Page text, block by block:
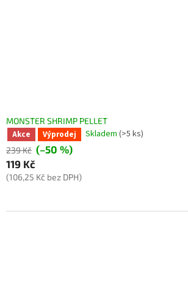
MONSTER SHRIMP PELLET
Akce Výprodej Skladem (>5 ks)
239 Kč (–50 %)
119 Kč
(106,25 Kč bez DPH)